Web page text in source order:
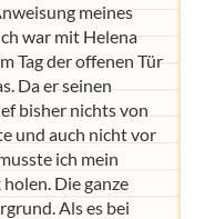
meines
war mit Helena
Tag der offenen Tür
Da er seinen
bisher nichts von
und auch nicht vor
ich mein
Die ganze
Als es bei